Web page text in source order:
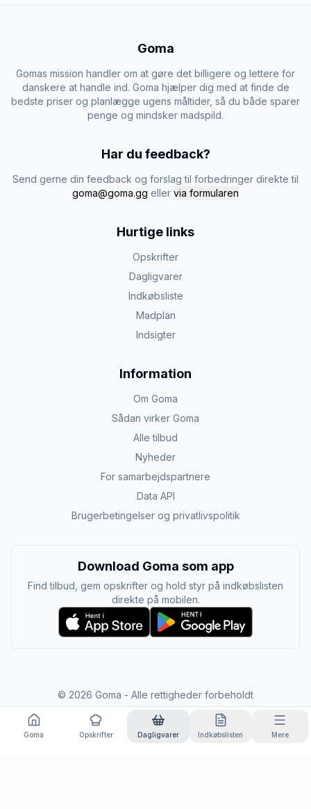
Goma
Gomas mission handler om at gøre det billigere og lettere for
danskere at handle ind. Goma hjælper dig med at finde de
bedste priser og planlægge ugens måltider, så du både sparer
penge og mindsker madspild.
Har du feedback?
Send gerne din feedback og forslag til forbedringer direkte til
goma@goma.gg eller via formularen
Hurtige links
Opskrifter
Dagligvarer
Indkøbsliste
Madplan
Indsigter
Information
Om Goma
Sådan virker Goma
Alle tilbud
Nyheder
For samarbejdspartnere
Data API
Brugerbetingelser og privatlivspolitik
Download Goma som app
Find tilbud, gem opskrifter og hold styr på indkøbslisten
direkte på mobilen.
© 2026 Goma - Alle rettigheder forbeholdt
Goma Opskrifter Dagligvarer Indkøbslisten Mere